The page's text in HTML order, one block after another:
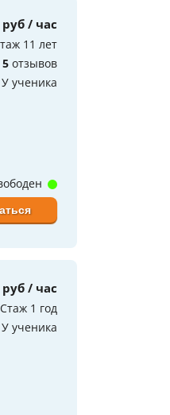
/ час
11 лет
5 отзывов
У ученика
руб / час
Стаж 1 год
У ученика